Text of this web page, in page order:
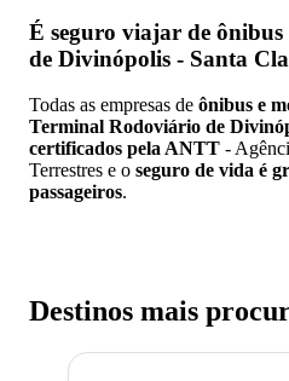
É seguro viajar de
de Divinópolis - Santa
Todas as empresas de ônibus e
Terminal Rodoviário de
certificados pela ANTT -
Terrestres e o seguro de vida é
passageiros.
Destinos mais